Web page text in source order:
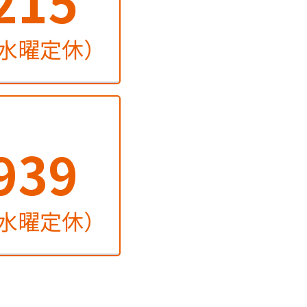
定休）
定休）